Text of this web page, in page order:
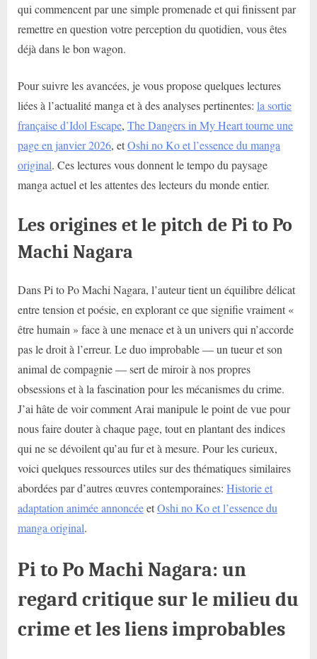
qui commencent par une simple promenade et qui finissent par
remettre en question votre perception du quotidien, vous êtes
déjà dans le bon wagon.
Pour suivre les avancées, je vous propose quelques lectures
liées à l’actualité manga et à des analyses pertinentes: la sortie
française d’Idol Escape, The Dangers in My Heart tourne une
page en janvier 2026, etOshi no Ko et l’essence du manga
original. Ces lectures vous donnent le tempo du paysage
manga actuel et les attentes des lecteurs du monde entier.
Les origines et le pitch de Pi to Po
Machi Nagara
Dans Pi to Po Machi Nagara, l’auteur tient un équilibre délicat
entre tension et poésie, en explorant ce que signifie vraiment «
être humain » face à une menace et à un univers qui n’accorde
pas le droit à l’erreur. Le duo improbable — un tueur et son
animal de compagnie — sert de miroir à nos propres
obsessions et à la fascination pour les mécanismes du crime.
J’ai hâte de voir comment Arai manipule le point de vue pour
nous faire douter à chaque page, tout en plantant des indices
qui ne se dévoilent qu’au fur et à mesure. Pour les curieux,
voici quelques ressources utiles sur des thématiques similaires
abordées par d’autres œuvres contemporaines: Historie et
adaptation animée annoncéeetOshi no Ko et l’essence du
manga original.
Pi to Po Machi Nagara: un
regard critique sur le milieu du
crime et les liens improbables